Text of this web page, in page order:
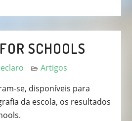
SCHOOLS
Artigos
se, disponíveis para
da escola, os resultados